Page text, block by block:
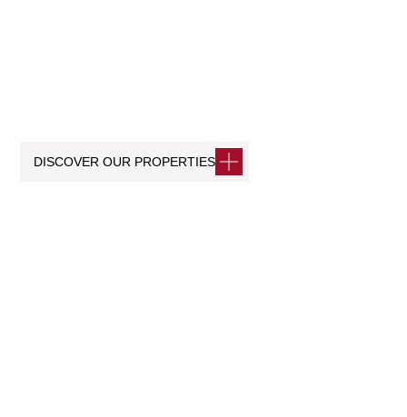
DISCOVER OUR PROPERTIES